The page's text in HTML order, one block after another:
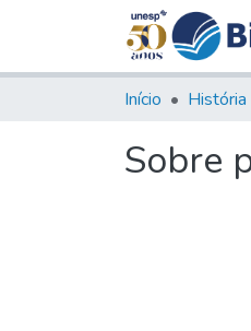
Início História
Sobre